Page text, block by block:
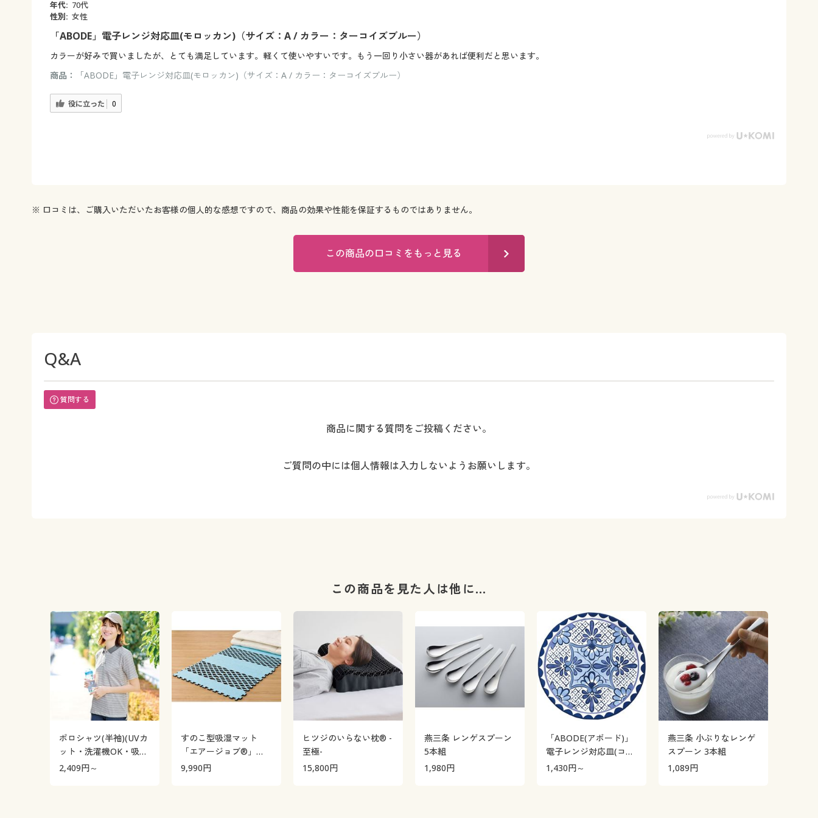
年代: 70代
性別: 女性
「ABODE」電子レンジ対応皿(モロッカン)（サイズ：A / カラー：ターコイズブルー）
カラーが好みで買いましたが、とても満足しています。軽くて使いやすいです。もう一回り小さい器があれば便利だと思います。
商品：
「ABODE」電子レンジ対応皿(モロッカン)（サイズ：A / カラー：ターコイズブルー）
役に立った 0
※ 口コミは、ご購入いただいたお客様の個人的な感想ですので、商品の効果や性能を保証するものではありません。
この商品の口コミをもっと見る
Q&A
質問する
商品に関する質問をご投稿ください。
ご質問の中には個人情報は入力しないようお願いします。
この商品を見た人は他に…
ポロシャツ(半袖)(UVカ
ット・洗濯機OK・吸汗
速乾・S～5L)
2,409円～
すのこ型吸湿マット
「エアージョブ®」
Max
9,990円
ヒツジのいらない枕® -
至極-
15,800円
燕三条 レンゲスプーン
5本組
1,980円
「ABODE(アボード)」
電子レンジ対応皿(コバ
ルト)
1,430円～
燕三条 小ぶりなレンゲ
スプーン 3本組
1,089円